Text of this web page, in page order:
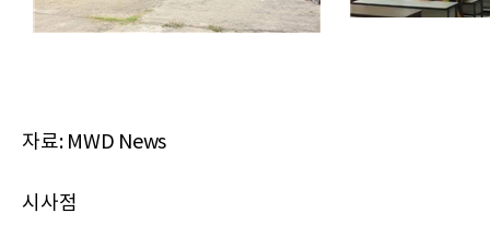
자료: MWD News
시사점